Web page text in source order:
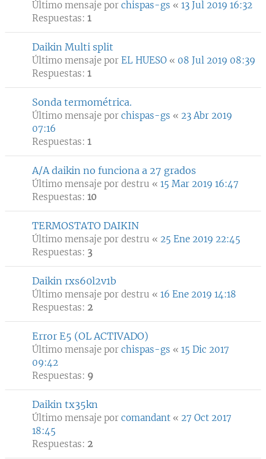
Último mensaje por chispas-gs « 13 Jul 2019 16:32
Respuestas: 1
Daikin Multi split
Último mensaje por EL HUESO « 08 Jul 2019 08:39
Respuestas: 1
Sonda termométrica.
Último mensaje por chispas-gs « 23 Abr 2019
07:16
Respuestas: 1
A/A daikin no funciona a 27 grados
Último mensaje por destru « 15 Mar 2019 16:47
Respuestas: 10
TERMOSTATO DAIKIN
Último mensaje por destru « 25 Ene 2019 22:45
Respuestas: 3
Daikin rxs60l2v1b
Último mensaje por destru « 16 Ene 2019 14:18
Respuestas: 2
Error E5 (OL ACTIVADO)
Último mensaje por chispas-gs « 15 Dic 2017
09:42
Respuestas: 9
Daikin tx35kn
Último mensaje por comandant « 27 Oct 2017
18:45
Respuestas: 2